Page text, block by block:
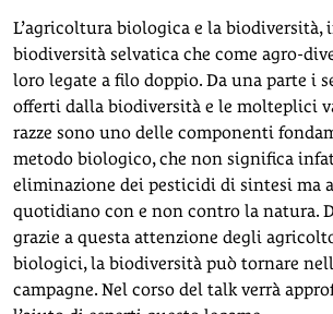
L’agricoltura biologica e la biodiversità,
biodiversità selvatica che come agro-
loro legate a filo doppio. Da una parte i
offerti dalla biodiversità e le molteplici
razze sono uno delle componenti
metodo biologico, che non significa
eliminazione dei pesticidi di sintesi ma
quotidiano con e non contro la natura.
grazie a questa attenzione degli
biologici, la biodiversità può tornare
campagne. Nel corso del talk verrà